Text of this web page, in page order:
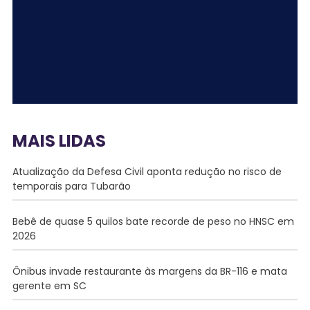
MAIS LIDAS
Atualização da Defesa Civil aponta redução no risco de
temporais para Tubarão
Bebê de quase 5 quilos bate recorde de peso no HNSC em
2026
Ônibus invade restaurante às margens da BR-116 e mata
gerente em SC